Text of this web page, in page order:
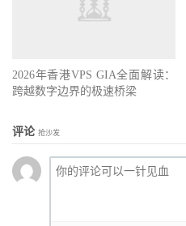
2026年香港VPS GIA全面解读：
跨越数字边界的极速桥梁
评论 抢沙发